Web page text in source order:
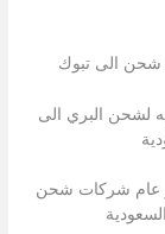
الى تبوك
لشحن البري الى
عام شركات شحن